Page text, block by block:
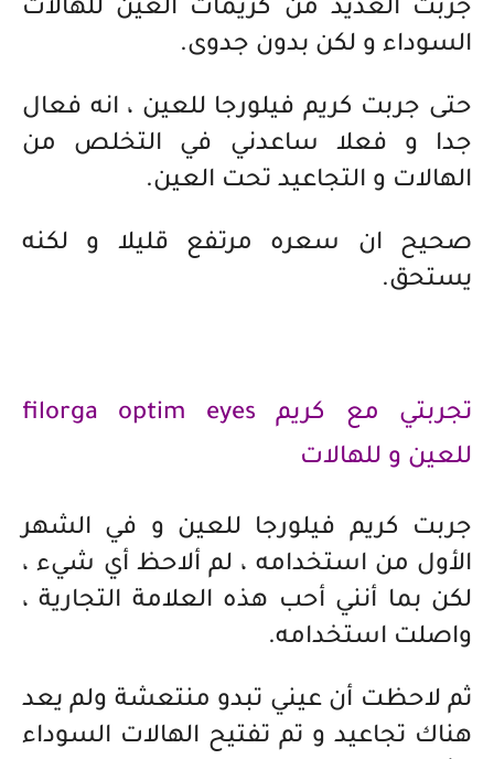
جربت العديد من كريمات العين للهالات
السوداء و لكن بدون جدوى.
حتى جربت كريم فيلورجا للعين ، انه فعال
جدا و فعلا ساعدني في التخلص من
الهالات و التجاعيد تحت العين.
صحيح ان سعره مرتفع قليلا و لكنه
يستحق.
تجربتي مع كريم filorga optim eyes
للعين و للهالات
جربت كريم فيلورجا للعين و في الشهر
الأول من استخدامه ، لم ألاحظ أي شيء ،
لكن بما أنني أحب هذه العلامة التجارية ،
واصلت استخدامه.
ثم لاحظت أن عيني تبدو منتعشة ولم يعد
هناك تجاعيد و تم تفتيح الهالات السوداء